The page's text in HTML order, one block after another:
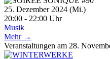
25. Dezember 2024 (Mi.)
20:00 - 22:00 Uhr
Musik
Mehr →
Veranstaltungen am 28.